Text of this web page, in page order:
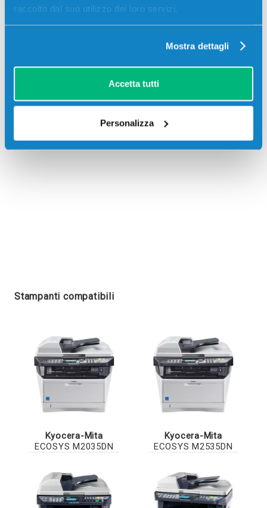
raccolto dal suo utilizzo dei loro servizi.
Mostra dettagli
Accetta tutti
Personalizza
Stampanti compatibili
Kyocera-Mita
ECOSYS M2035DN
Kyocera-Mita
ECOSYS M2535DN